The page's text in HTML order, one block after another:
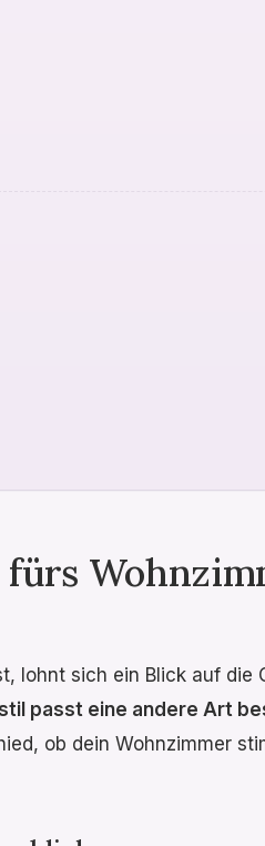
lohnt sich ein Blick auf die
passt eine andere Art
ob dein Wohnzimmer